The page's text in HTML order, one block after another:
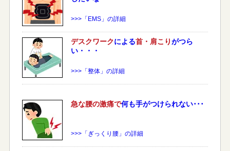
>>>「EMS」の詳細
デスクワークによる首・肩こりがつら
い・・・
>>>「整体」の詳細
急な腰の激痛で何も手がつけられない･･･
>>>「ぎっくり腰」の詳細